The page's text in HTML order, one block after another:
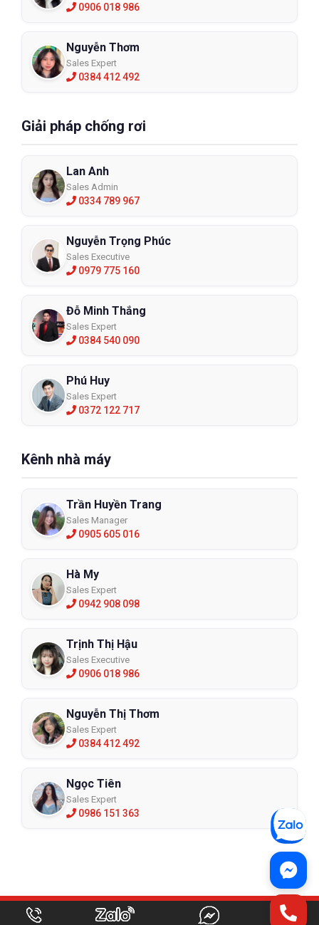
0906 018 986
Nguyễn Thơm
Sales Expert
0384 412 492
Giải pháp chống rơi
Lan Anh
Sales Admin
0334 789 967
Nguyễn Trọng Phúc
Sales Executive
0979 775 160
Đỗ Minh Thắng
Sales Expert
0384 540 090
Phú Huy
Sales Expert
0372 122 717
Kênh nhà máy
Trần Huyền Trang
Sales Manager
0905 605 016
Hà My
Sales Expert
0942 908 098
Trịnh Thị Hậu
Sales Executive
0906 018 986
Nguyễn Thị Thơm
Sales Expert
0384 412 492
Ngọc Tiên
Sales Expert
0986 151 363